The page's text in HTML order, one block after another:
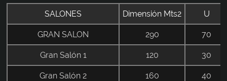
SALONES Dimensión Mts2 U
GRAN SALON 290 70
Gran Salón 1 120 30
Gran Salón 2 160 40